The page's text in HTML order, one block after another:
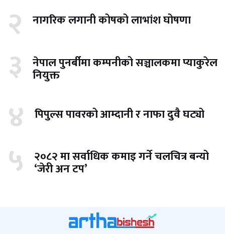
२ नागरिक लगानी कोषको लाभांश घोषणा
३ नेपाल पुनर्बीमा कम्पनीको सञ्चालकमा प्याकुरेल
नियुक्त
४ पिपुल्स पावरको आम्दानी र नाफा दुवै घट्यो
५ २०८२ मा सर्वाधिक कमाइ गर्ने चलचित्र बन्यो
‘जेरी अन टप’